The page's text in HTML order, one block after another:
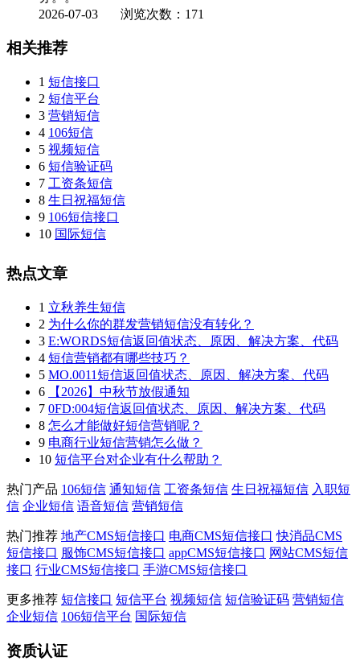
2026-07-03 浏览次数：171
相关推荐
1 短信接口
2 短信平台
3 营销短信
4 106短信
5 视频短信
6 短信验证码
7 工资条短信
8 生日祝福短信
9 106短信接口
10 国际短信
热点文章
1 立秋养生短信
2 为什么你的群发营销短信没有转化？
3 E:WORDS短信返回值状态、原因、解决方案、代码
4 短信营销都有哪些技巧？
5 MO.0011短信返回值状态、原因、解决方案、代码
6
【2026】中秋节放假通知
7 0FD:004短信返回值状态、原因、解决方案、代码
8 怎么才能做好短信营销呢？
9 电商行业短信营销怎么做？
10 短信平台对企业有什么帮助？
热门产品 106短信 通知短信 工资条短信 生日祝福短信 入职短
信 企业短信 语音短信 营销短信
热门推荐 地产CMS短信接口 电商CMS短信接口 快消品CMS
短信接口 服饰CMS短信接口 appCMS短信接口 网站CMS短信
接口 行业CMS短信接口 手游CMS短信接口
更多推荐 短信接口 短信平台 视频短信 短信验证码 营销短信
企业短信 106短信平台 国际短信
资质认证